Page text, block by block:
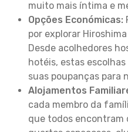
muito mais íntima e
Opções Económicas:
por explorar
Desde acolhedores
hotéis, estas
suas poupanças para
Alojamentos
cada membro da
que todos encontram